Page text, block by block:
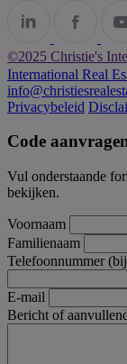
©2025 Christie's
International Real
Privacybeleid
Code
Vul onderstaande
bekijken.
Voornaam
Familienaam
Telefoonnummer
E-mail
Bericht of